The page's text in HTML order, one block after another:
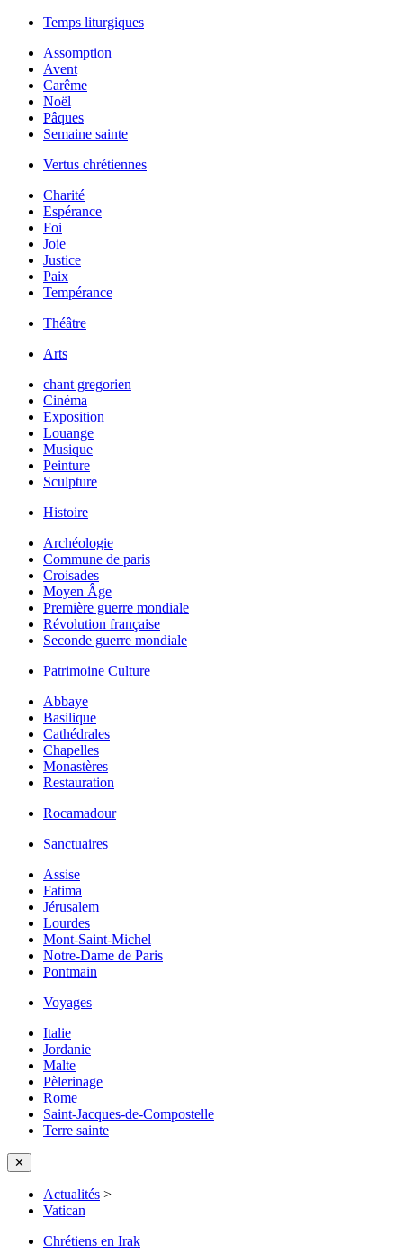
Temps liturgiques
Assomption
Avent
Carême
Noël
Pâques
Semaine sainte
Vertus chrétiennes
Charité
Espérance
Foi
Joie
Justice
Paix
Tempérance
Théâtre
Arts
chant gregorien
Cinéma
Exposition
Louange
Musique
Peinture
Sculpture
Histoire
Archéologie
Commune de paris
Croisades
Moyen Âge
Première guerre mondiale
Révolution française
Seconde guerre mondiale
Patrimoine Culture
Abbaye
Basilique
Cathédrales
Chapelles
Monastères
Restauration
Rocamadour
Sanctuaires
Assise
Fatima
Jérusalem
Lourdes
Mont-Saint-Michel
Notre-Dame de Paris
Pontmain
Voyages
Italie
Jordanie
Malte
Pèlerinage
Rome
Saint-Jacques-de-Compostelle
Terre sainte
✕
Actualités >
Vatican
Chrétiens en Irak